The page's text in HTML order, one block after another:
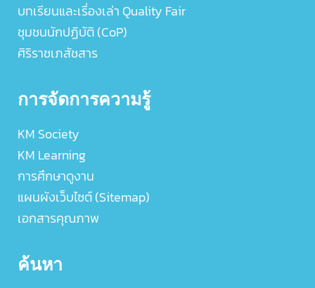
บทเรียนและเรื่องเล่า Quality Fair
ชุมชนนักปฏิบัติ (CoP)
ศิริราชเภสัชสาร
การจัดการความรู้
KM Society
KM Learning
การศึกษาดูงาน
แผนผังเว็บไซต์ (Sitemap)
เอกสารคุณภาพ
ค้นหา